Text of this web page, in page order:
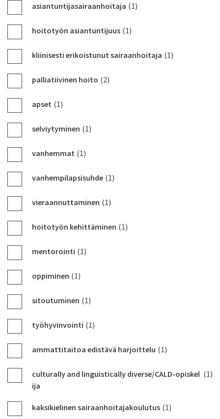
asiantuntijasairaanhoitaja (1)
hoitotyön asiantuntijuus (1)
kliinisesti erikoistunut sairaanhoitaja (1)
palliatiivinen hoito (2)
apset (1)
selviytyminen (1)
vanhemmat (1)
vanhempilapsisuhde (1)
vieraannuttaminen (1)
hoitotyön kehittäminen (1)
mentorointi (1)
oppiminen (1)
sitoutuminen (1)
työhyvinvointi (1)
ammattitaitoa edistävä harjoittelu (1)
culturally and linguistically diverse/CALD-opiskel
ija
(1)
kaksikielinen sairaanhoitajakoulutus (1)